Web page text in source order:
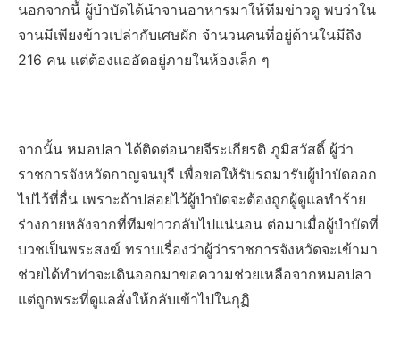
นอกจากนี้ ผู้บำบัดได้นำจานอาหารมาให้ทีมข่าวดู พบว่าใน
จานมีเพียงข้าวเปล่ากับเศษผัก จำนวนคนที่อยู่ด้านในมีถึง
216 คน แต่ต้องแออัดอยู่ภายในห้องเล็ก ๆ
จากนั้น หมอปลา ได้ติดต่อนายจีระเกียรติ ภูมิสวัสดิ์ ผู้ว่า
ราชการจังหวัดกาญจนบุรี เพื่อขอให้รับรถมารับผู้บำบัดออก
ไปไว้ที่อื่น เพราะถ้าปล่อยไว้ผู้บำบัดจะต้องถูกผู้ดูแลทำร้าย
ร่างกายหลังจากที่ทีมข่าวกลับไปแน่นอน ต่อมาเมื่อผู้บำบัดที่
บวชเป็นพระสงฆ์ ทราบเรื่องว่าผู้ว่าราชการจังหวัดจะเข้ามา
ช่วยได้ทำท่าจะเดินออกมาขอความช่วยเหลือจากหมอปลา
แต่ถูกพระที่ดูแลสั่งให้กลับเข้าไปในกุฏิ